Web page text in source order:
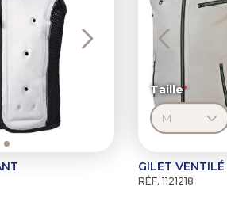
Taille
GILET VENTILÉ
RÉF. 1121218